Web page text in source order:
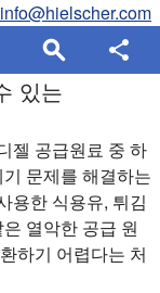
info@hielscher.com
있는
젤 공급원료 중 하
문제를 해결하는
용한 식용유, 튀김
열악한 공급 원
하기 어렵다는 처